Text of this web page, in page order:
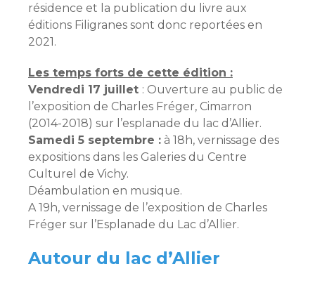
résidence et la publication du livre aux
éditions Filigranes sont donc reportées en
2021.
Les temps forts de cette édition :
Vendredi 17 juillet : Ouverture au public de
l’exposition de Charles Fréger, Cimarron
(2014-2018) sur l’esplanade du lac d’Allier.
Samedi 5 septembre : à 18h, vernissage des
expositions dans les Galeries du Centre
Culturel de Vichy.
Déambulation en musique.
A 19h, vernissage de l’exposition de Charles
Fréger sur l’Esplanade du Lac d’Allier.
Autour du lac d’Allier